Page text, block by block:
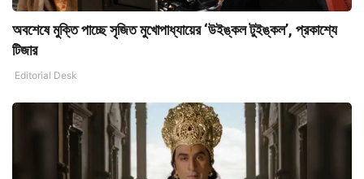
অবশেষে মুক্তি পাচ্ছে সৃজিত মুখোপাধ্যায়ের ‘উইঙ্কল টুইঙ্কল’, প্রকাশ্যে
টিজার
Editorial Desk